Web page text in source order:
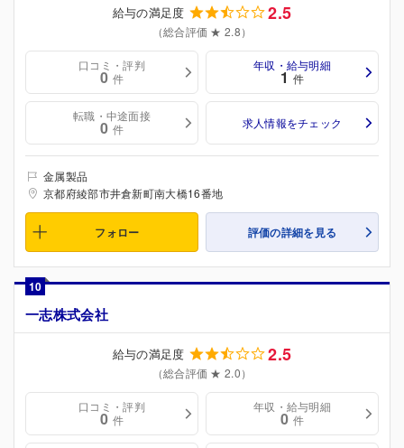
給与の満足度 2.5
（総合評価 ★ 2.8）
口コミ・評判
0 件
年収・給与明細
1 件
転職・中途面接
0 件 求人情報をチェック
金属製品
京都府綾部市井倉新町南大橋16番地
フォロー 評価の詳細を見る
10
一志株式会社
給与の満足度 2.5
（総合評価 ★ 2.0）
口コミ・評判
0 件
年収・給与明細
0 件